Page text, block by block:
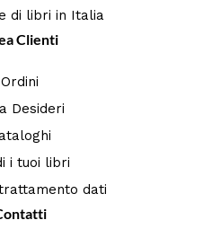
di libri in Italia
Clienti
Ordini
Desideri
i tuoi libri
dati